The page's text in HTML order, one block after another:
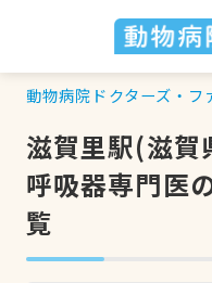
動物病院ドクターズ・フ
滋賀里駅(滋賀
呼吸器専門医
覧